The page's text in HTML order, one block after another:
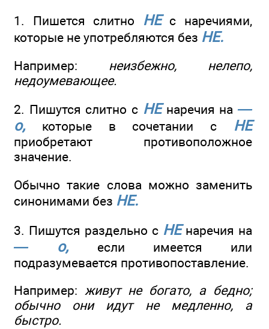
1. Пишется слитно НЕс наречиями,
которые не употребляются без НЕ.
Например: неизбежно, нелепо,
недоумевающее.
2. Пишутся слитно с НЕнаречия на—
о,которые в сочетании с НЕ
приобретают противоположное
значение.
Обычно такие слова можно заменить
синонимами без НЕ.
3. Пишутся раздельно с НЕнаречия на
— о,если имеется или
подразумевается противопоставление.
Например: живут не богато, а бедно;
обычно они идут не медленно, а
быстро.